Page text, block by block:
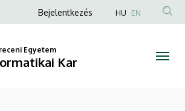
Anonim
fiók
menüje
Bejelentkezés HU EN
Egyetem
Kar